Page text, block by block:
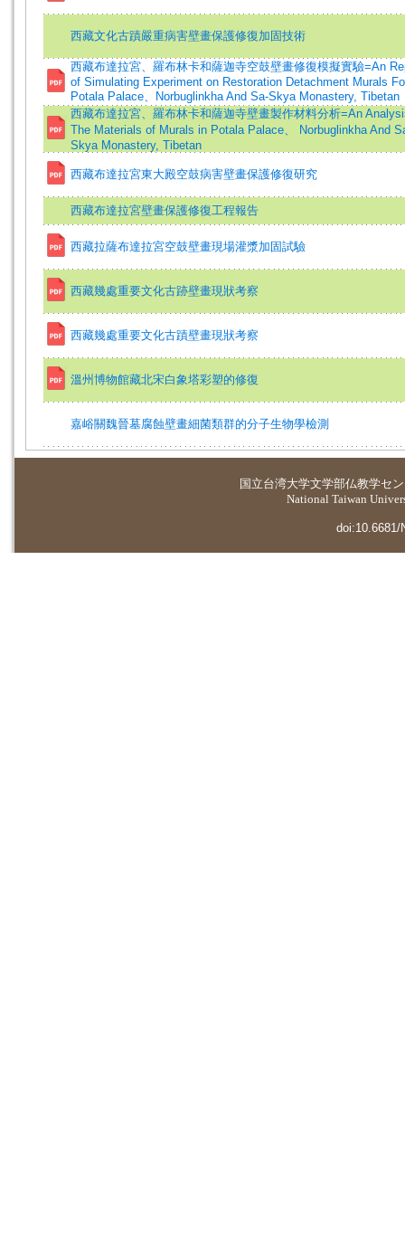
西藏文化古蹟嚴重病害壁畫保護修復加固技術
西藏布達拉宮、羅布林卡和薩迦寺空鼓壁畫修復模擬實驗=An
of Simulating Experiment on Restoration Detachment Murals
Potala Palace、Norbuglinkha And Sa-Skya Monastery, Tibetan
西藏布達拉宮、羅布林卡和薩迦寺壁畫製作材料分析=An
The Materials of Murals in Potala Palace、 Norbuglinkha And
Skya Monastery, Tibetan
西藏布達拉宮東大殿空鼓病害壁畫保護修復研究
西藏布達拉宮壁畫保護修復工程報告
西藏拉薩布達拉宮空鼓壁畫現場灌漿加固試驗
西藏幾處重要文化古跡壁畫現狀考察
西藏幾處重要文化古蹟壁畫現狀考察
溫州博物館藏北宋白象塔彩塑的修復
嘉峪關魏晉墓腐蝕壁畫細菌類群的分子生物學檢測
国立台湾大学文学部仏教学セ
National Taiwan
doi:10.6681/